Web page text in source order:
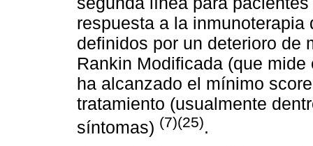
respuesta a la
definidos por un deterioro de
Rankin Modificada (que
ha alcanzado el mínimo
tratamiento (usualmente
síntomas) (7)(25).